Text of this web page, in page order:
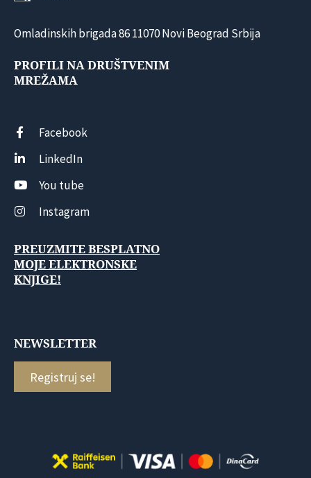
Omladinskih brigada 86 11070 Novi Beograd Srbija
PROFILI NA DRUŠTVENIM
MREŽAMA
Facebook
LinkedIn
You tube
Instagram
PREUZMITE BESPLATNO
MOJE ELEKTRONSKE
KNJIGE!
NEWSLETTER
Registruj se!